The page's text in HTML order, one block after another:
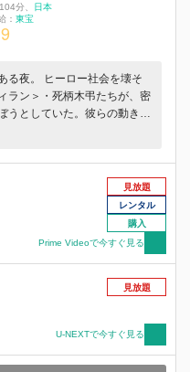
104分
日本
： 東宝
る夜。 ヒーロー社会を壊そ
ラン＞・死柄木弔たちが、密
うとしていた。彼らの動きを
プロヒーローたちが現場に駆
、仲間とともに去って行っ
した―。」という言葉を残し
、出久たち雄英高校ヒーロ
は、引退したNo.1ヒーロー・
継ぐ“次世代のヒーロー育成
環として、クラス全員で期間
(な)歩(ぶ)島(とう)を訪れてい
きな事件が全く起きていない
ーローとして島の人々の生活
く、それでいてのんびりとし
出久たちは真(ま)幌(ほろ)と
見放題
レンタル
購入
Prime Videoで今すぐ見る
見放題
U-NEXTで今すぐ見る